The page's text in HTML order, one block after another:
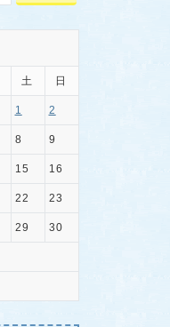
土 日
1 2
8 9
15 16
22 23
29 30